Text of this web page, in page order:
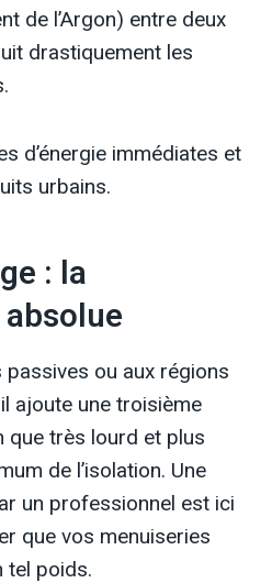
de l’Argon) entre deux
drastiquement les
d’énergie immédiates et
urbains.
: la
passives ou aux régions
ajoute une troisième
que très lourd et plus
de l’isolation. Une
un professionnel est ici
que vos menuiseries
tel poids.